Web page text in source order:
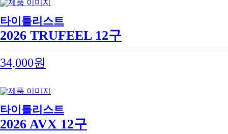
타이틀리스트
2026 TRUFEEL 12구
34,000원
타이틀리스트
2026 AVX 12구